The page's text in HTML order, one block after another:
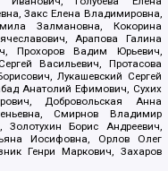
Закс Елена Владимировна,
Залмановна, Кокорина
Арапова Галина
Прохоров Вадим Юрьевич,
Васильевич, Протасова
Лукашевский Сергей
Анатолий Ефимович, Сухих
Добровольская Анна
Смирнов Владимир
Борис Андреевич,
Иосифовна, Орлов Олег
Генри Маркович, Захаров